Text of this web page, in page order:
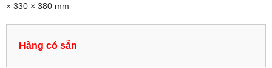
× 330 × 380 mm
Hàng có sẵn